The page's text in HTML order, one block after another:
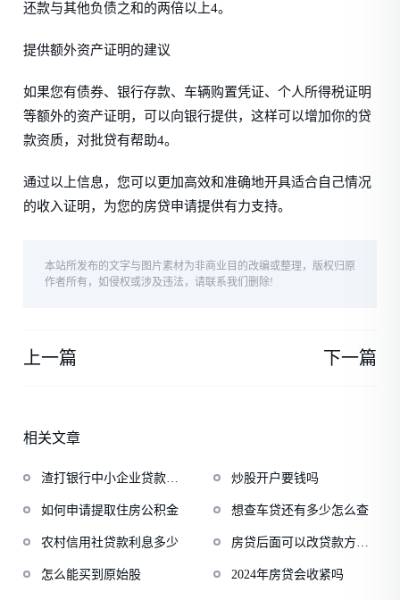
还款与其他负债之和的两倍以上4。
提供额外资产证明的建议
如果您有债券、银行存款、车辆购置凭证、个人所得税证明
等额外的资产证明，可以向银行提供，这样可以增加你的贷
款资质，对批贷有帮助4。
通过以上信息，您可以更加高效和准确地开具适合自己情况
的收入证明，为您的房贷申请提供有力支持。
本站所发布的文字与图片素材为非商业目的改编或整理，版权归原
作者所有，如侵权或涉及违法，请联系我们删除!
上一篇 下一篇
相关文章
渣打银行中小企业贷款产
炒股开户要钱吗
如何申请提取住房公积金 想查车贷还有多少怎么查
农村信用社贷款利息多少
房贷后面可以改贷款方式
怎么能买到原始股
2024年房贷会收紧吗